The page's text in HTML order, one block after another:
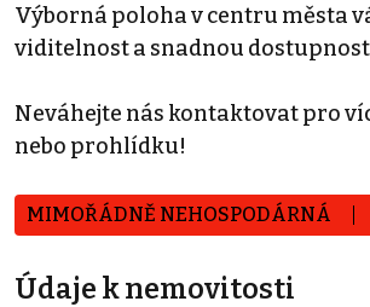
Výborná poloha v centru města
viditelnost a snadnou
Neváhejte nás kontaktovat pro
nebo prohlídku!
MIMOŘÁDNĚ NEHOSPODÁRNÁ
Údaje k nemovitosti